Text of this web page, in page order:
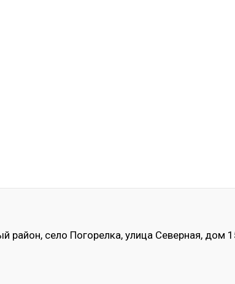
район, село Погорелка, улица Северная, дом